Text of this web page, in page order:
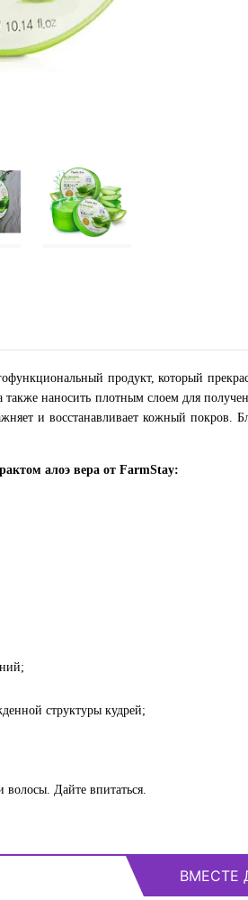
продукт, который
также наносить плотным слоем для
и восстанавливает кожный покров.
алоэ вера от FarmStay:
структуры кудрей;
волосы. Дайте впитаться.
ВМЕСТЕ